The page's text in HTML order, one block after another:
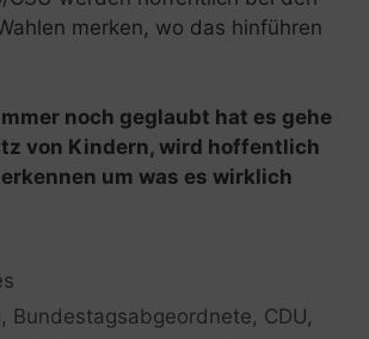
merken, wo das hinführen
noch geglaubt hat es gehe
von Kindern, wird hoffentlich
um was es wirklich
, Bundestagsabgeordnete, CDU,